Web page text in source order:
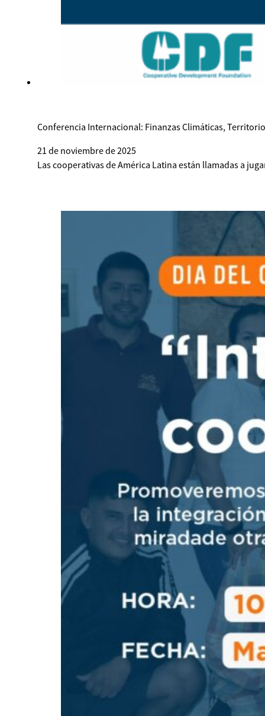
Conferencia Internacional: Finanzas Climáticas,
21 de noviembre de 2025
Las cooperativas de América Latina están llamadas a